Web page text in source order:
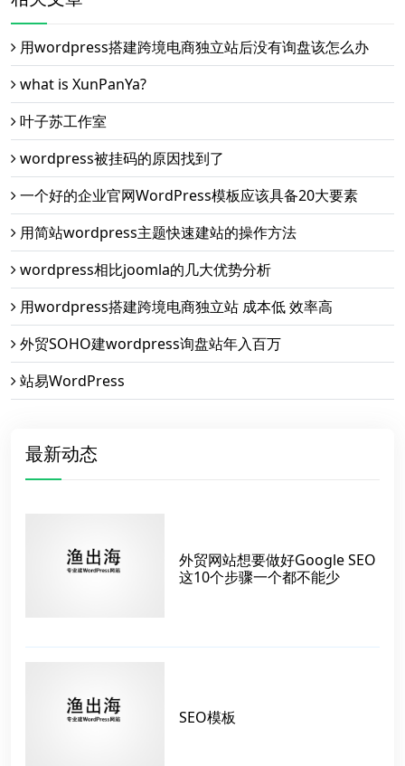
用wordpress搭建跨境电商独立站后没有询盘该怎么办
what is XunPanYa?
叶子苏工作室
wordpress被挂码的原因找到了
一个好的企业官网WordPress模板应该具备20大要素
用简站wordpress主题快速建站的操作方法
wordpress相比joomla的几大优势分析
用wordpress搭建跨境电商独立站 成本低 效率高
外贸SOHO建wordpress询盘站年入百万
站易WordPress
最新动态
外贸网站想要做好Google SEO
这10个步骤一个都不能少
SEO模板